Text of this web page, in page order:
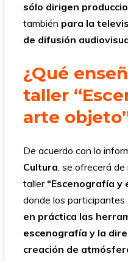
sólo dirigen
también para la
de difusión
¿Qué
taller
arte
De acuerdo con lo
Cultura , se ofrecerá
taller “Escenografía y
donde los participantes
en práctica las
escenografía y la
creación de